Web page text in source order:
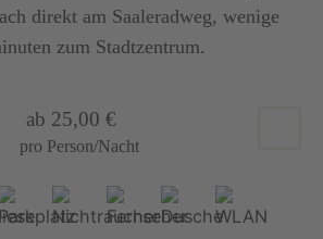
direkt am Saaleradweg, wenige
zum Stadtzentrum.
ab 25,00 €
pro Person/Nacht